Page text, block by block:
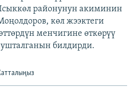
районунун акиминин
көл жээктеги
менчигине өткөрүү
билдирди.